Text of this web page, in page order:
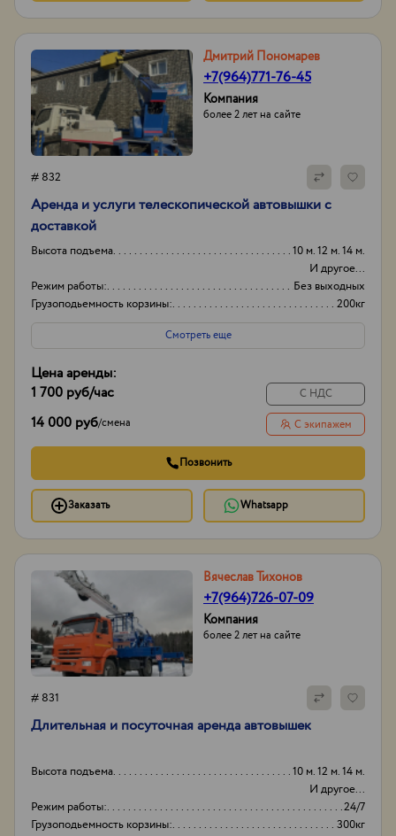
Дмитрий Пономарев
+7(964)771-76-45
Компания
более 2 лет на сайте
# 832
Аренда и услуги телескопической автовышки с
доставкой
Высота подъема
10 м. 12 м. 14 м.
И другое...
Режим работы:
Без выходных
Грузоподьемность корзины:
200кг
Боковой вылет стрелы
10м
Смотреть еще
Цена аренды:
1 700 руб/час
14 000 руб/смена
С НДС
С экипажем
Позвонить
Заказать Whatsapp
Вячеслав Тихонов
+7(964)726-07-09
Компания
более 2 лет на сайте
# 831
Длительная и посуточная аренда автовышек
Высота подъема
10 м. 12 м. 14 м.
И другое...
Режим работы:
24/7
Грузоподьемность корзины:
300кг